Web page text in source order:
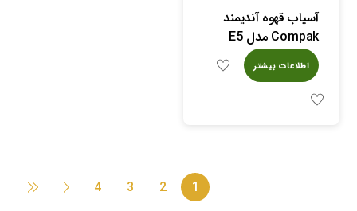
آسیاب قهوه آندیمند
Compak مدل E5
اطلاعات بیشتر
1
2
3
4